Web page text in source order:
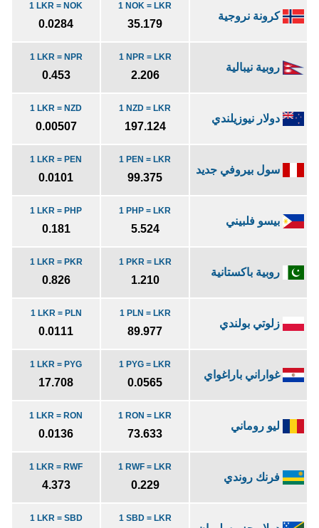
كرونة نروجية
1 NOK = LKR
35.179
1 LKR = NOK
0.0284
روبية نيبالية
1 NPR = LKR
2.206
1 LKR = NPR
0.453
دولار نيوزيلندي
1 NZD = LKR
197.124
1 LKR = NZD
0.00507
سول بيروفي جديد
1 PEN = LKR
99.375
1 LKR = PEN
0.0101
بيسو فلبيني
1 PHP = LKR
5.524
1 LKR = PHP
0.181
روبية باكستانية
1 PKR = LKR
1.210
1 LKR = PKR
0.826
زلوتي بولندي
1 PLN = LKR
89.977
1 LKR = PLN
0.0111
غواراني باراغواي
1 PYG = LKR
0.0565
1 LKR = PYG
17.708
ليو روماني
1 RON = LKR
73.633
1 LKR = RON
0.0136
فرنك روندي
1 RWF = LKR
0.229
1 LKR = RWF
4.373
1 SBD = LKR
1 LKR = SBD